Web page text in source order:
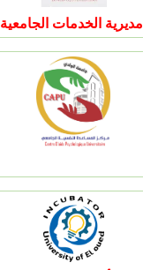
مديرية الخدمات الجامعية